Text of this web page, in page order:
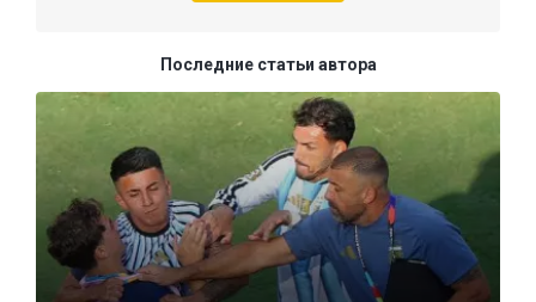
Последние статьи автора